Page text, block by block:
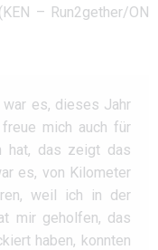
– Run2gether/ON
war es, dieses Jahr
mich auch für
hat, das zeigt das
es, von Kilometer
weil ich in der
mir geholfen, das
haben, konnten